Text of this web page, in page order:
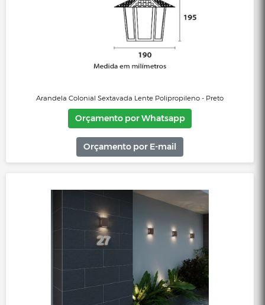
Orçamento por Whatsapp
Orçamento por E-mail
Arandela Colonial Sextavada Lente Polipropileno - Preto
Orçamento por Whatsapp